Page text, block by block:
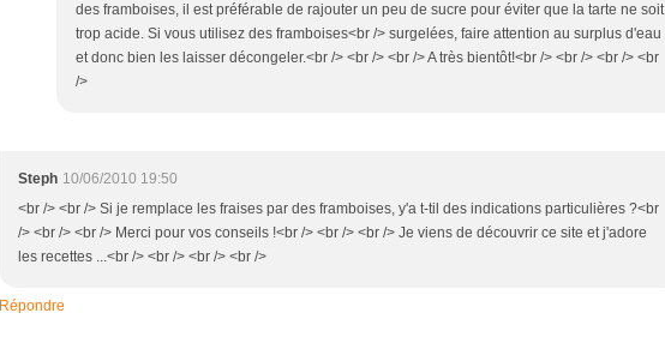
des framboises, il est préférable de rajouter un peu de sucre pour éviter que la tarte ne soit
trop acide. Si vous utilisez des framboises<br /> surgelées, faire attention au surplus d'eau
et donc bien les laisser décongeler.<br /> <br /> <br /> A très bientôt!<br /> <br /> <br /> <br
/>
Steph 10/06/2010 19:50
<br /> <br /> Si je remplace les fraises par des framboises, y'a t-til des indications particulières ?<br
/> <br /> <br /> Merci pour vos conseils !<br /> <br /> <br /> Je viens de découvrir ce site et j'adore
les recettes ...<br /> <br /> <br /> <br />
Répondre